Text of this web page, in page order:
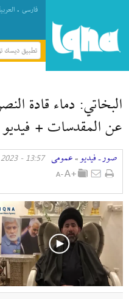
فارسی .
تطبيق ديسك
البخاتي: دماء قادة
عن المقدسات + فيديو
صور ـ فيديو » عمومی 13:57 - January 03, 2023